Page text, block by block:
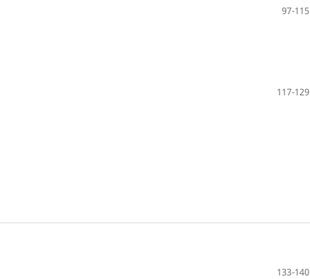
97-115
117-129
133-140